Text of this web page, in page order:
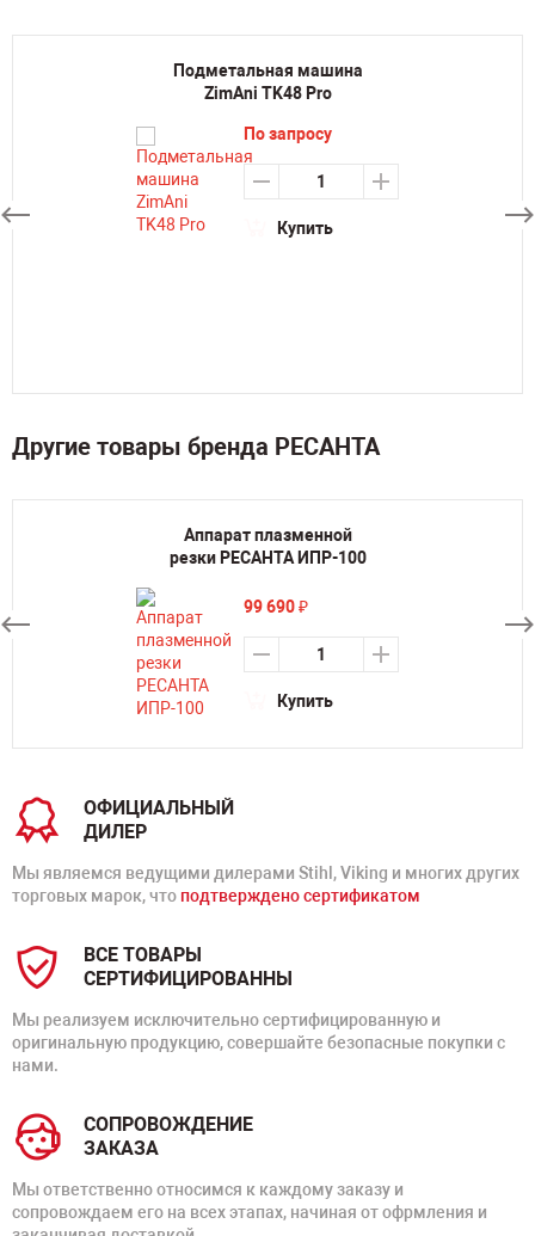
Подметальная машина
ZimAni TK48 Pro
По запросу
Купить
Другие товары бренда РЕСАНТА
Аппарат плазменной
резки РЕСАНТА ИПР-100
99 690₽
Купить
ОФИЦИАЛЬНЫЙ
ДИЛЕР
Мы являемся ведущими дилерами Stihl, Viking и многих других
торговых марок, что подтверждено сертификатом
ВСЕ ТОВАРЫ
СЕРТИФИЦИРОВАННЫ
Мы реализуем исключительно сертифицированную и
оригинальную продукцию, совершайте безопасные покупки с
нами.
СОПРОВОЖДЕНИЕ
ЗАКАЗА
Мы ответственно относимся к каждому заказу и
сопровождаем его на всех этапах, начиная от офрмления и